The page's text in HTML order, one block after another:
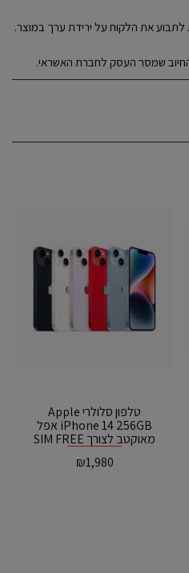
שמסר העסק לחברת האשראי.
טלפון סלולרי Apple
iPhone 14 256GB אפל
מאוקטב לצורך SIM FREE
₪1,980